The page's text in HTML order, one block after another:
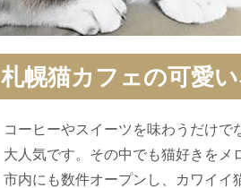
札幌猫カフェの可愛
コーヒーやスイーツを味わうだけ
大人気です。その中でも猫好きを
市内にも数件オープンし、カワイイ